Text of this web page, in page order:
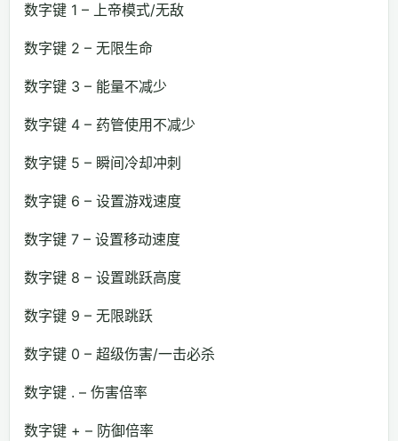
数字键 1 – 上帝模式/无敌
数字键 2 – 无限生命
数字键 3 – 能量不减少
数字键 4 – 药管使用不减少
数字键 5 – 瞬间冷却冲刺
数字键 6 – 设置游戏速度
数字键 7 – 设置移动速度
数字键 8 – 设置跳跃高度
数字键 9 – 无限跳跃
数字键 0 – 超级伤害/一击必杀
数字键 . – 伤害倍率
数字键 + – 防御倍率